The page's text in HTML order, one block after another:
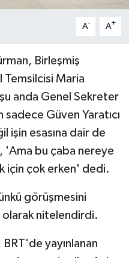
A- A+
Birleşmiş
Temsilcisi Maria
anda Genel Sekreter
sadece Güven Yaratıcı
işin esasına dair de
'Ama bu çaba nereye
için çok erken' dedi.
görüşmesini
olarak nitelendirdi.
yayınlanan